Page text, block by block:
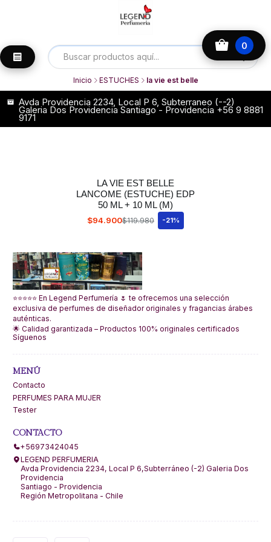
0
Avda Providencia 2234, Local P 6, Subterraneo (--2)
Galeria Dos Providencia Santiago - Providencia +56 9 8881
9171
Inicio ESTUCHES la vie est belle
LA VIE EST BELLE
LANCOME (ESTUCHE) EDP
50 ML + 10 ML (M)
$94.900$119.980 -21%
⭐⭐⭐⭐⭐ En Legend Perfumería 🌷 te ofrecemos una selección
exclusiva de perfumes de diseñador originales y fragancias árabes
auténticas.
🌟 Calidad garantizada – Productos 100% originales certificados
Síguenos
MENÚ
Contacto
PERFUMES PARA MUJER
Tester
CONTACTO
+56973424045
LEGEND PERFUMERIA
Avda Providencia 2234, Local P 6,Subterráneo (-2) Galeria Dos
Providencia
Santiago - Providencia
Región Metropolitana - Chile